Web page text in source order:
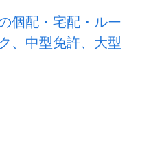
個配・宅配・ルー
、中型免許、大型